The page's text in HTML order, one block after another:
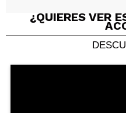
Compartir
¿Recomendarías
¿QUIERES VER